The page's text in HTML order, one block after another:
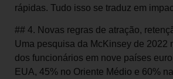
rápidas. Tudo isso se traduz em
## 4. Novas regras de atração,
Uma pesquisa da McKinsey de 2022
dos funcionários em nove países
EUA, 45% no Oriente Médio e 60%